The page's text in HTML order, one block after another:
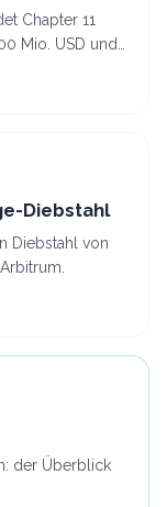
Chapter 11
Mio. USD und
für.
Diebstahl
Diebstahl von
der Überblick